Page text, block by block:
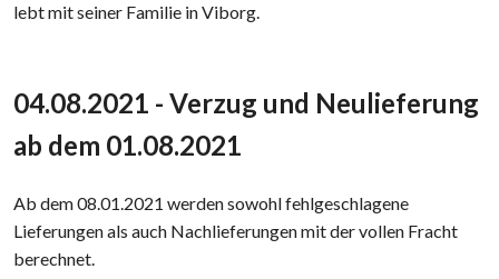
lebt mit seiner Familie in Viborg.
04.08.2021 - Verzug und Neulieferung
ab dem 01.08.2021
Ab dem 08.01.2021 werden sowohl fehlgeschlagene
Lieferungen als auch Nachlieferungen mit der vollen Fracht
berechnet.